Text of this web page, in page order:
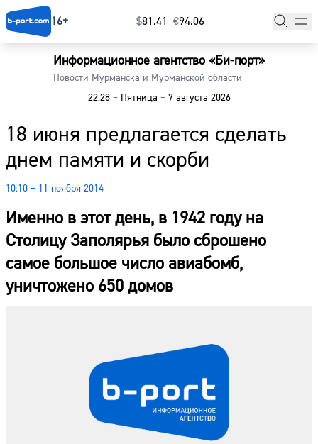
16+ $⁠81.41 €⁠94.06
Информационное агентство «Би-порт»
Новости Мурманска и Мурманской области
22:28 –Пятница –7 августа 2026
18 июня предлагается сделать
днем памяти и скорби
10:10 – 11 ноября 2014
Именно в этот день, в 1942 году на
Столицу Заполярья было сброшено
самое большое число авиабомб,
уничтожено 650 домов
Главная
Наши гости
Фоторепортажи
Погода
Курсы валют